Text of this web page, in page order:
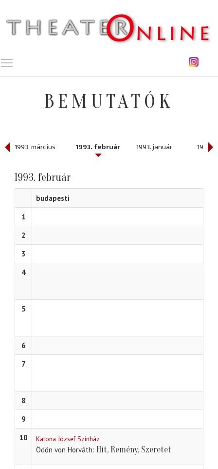
BEMUTATÓK
1993. március 1993. február 1993. január 1992.
1993. február
budapesti
1
2
3
4
5
6
7
8
9
10
Katona József Színház
Ödön von Horváth Hit, Remény, Szeretet